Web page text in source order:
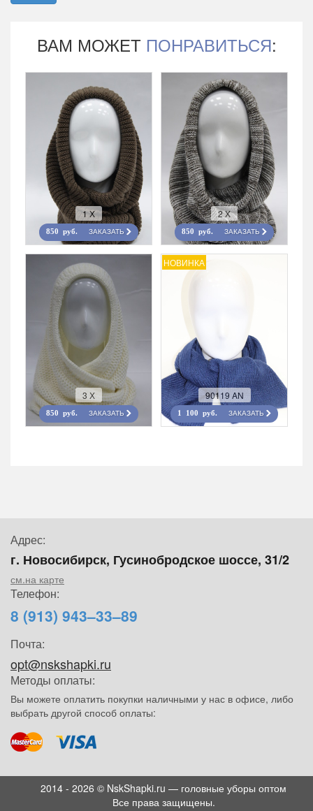
ВАМ МОЖЕТ ПОНРАВИТЬСЯ:
1 Х
850 руб. ЗАКАЗАТЬ
2 Х
850 руб. ЗАКАЗАТЬ
3 Х
850 руб. ЗАКАЗАТЬ
НОВИНКА
90119 AN
1 100 руб. ЗАКАЗАТЬ
Адрес:
г. Новосибирск, Гусинобродское шоссе, 31/2
см.на карте
Телефон:
8 (913) 943–33–89
Почта:
opt@nskshapki.ru
Методы оплаты:
Вы можете оплатить покупки наличными у нас в офисе, либо
выбрать другой способ оплаты:
2014 - 2026 © NskShapki.ru — головные уборы оптом
Все права защищены.